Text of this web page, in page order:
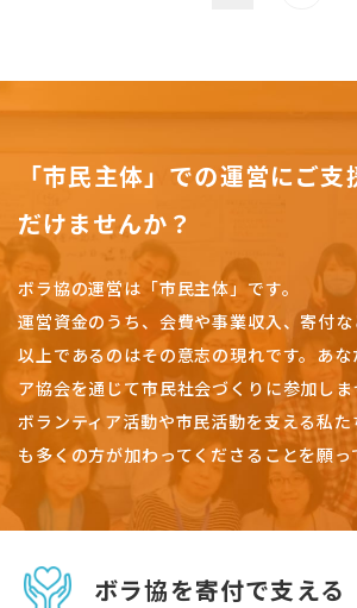
「市民主体」での運営にご
だけませんか？
ボラ協の運営は「市民主体」です。
運営資金のうち、会費や事業収入、寄付
以上であるのはその意志の現れです。 あな
ア協会を通じて市民社会づくりに参加しま
ボランティア活動や市民活動を支える私
も多くの方が加わってくださることを願っ
ボラ協を寄付で支える